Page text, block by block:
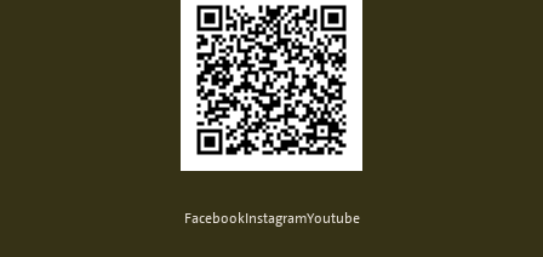
FacebookInstagramYoutube